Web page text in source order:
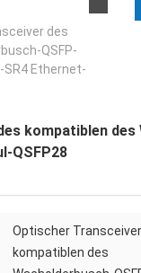
des
QSFP-
SR4 Ethernet-
kompatiblen des
QSFP28
Optischer
kompatiblen des